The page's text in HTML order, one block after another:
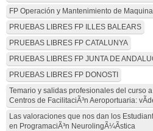
FP Operación y Mantenimiento de
PRUEBAS LIBRES FP ILLES BALEARS
PRUEBAS LIBRES FP CATALUNYA
PRUEBAS LIBRES FP JUNTA DE
PRUEBAS LIBRES FP DONOSTI
Temario y salidas profesionales del curso
Centros de FacilitaciÃ³n Aeroportuaria:
Las valoraciones que nos dan los
en ProgramaciÃ³n NeurolingÃ¼Ã­stica